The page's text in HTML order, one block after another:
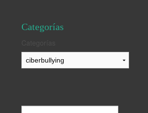
Categorías